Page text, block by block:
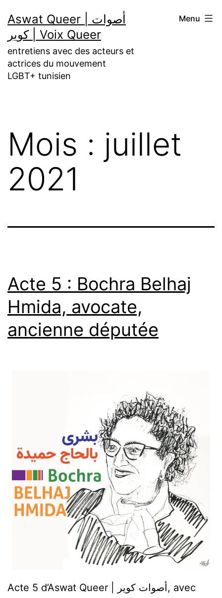
au
contenu
Aswat Queer | أصوات
كوير | Voix Queer
entretiens avec des acteurs et
actrices du mouvement
LGBT+ tunisien
Menu
Mois : juillet
2021
Acte 5 : Bochra Belhaj
Hmida, avocate,
ancienne députée
Acte 5 d’Aswat Queer | أصوات كوير, avec